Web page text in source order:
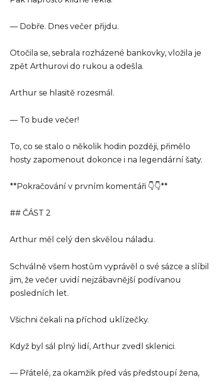
— Dobře. Dnes večer přijdu.
Otočila se, sebrala rozházené bankovky, vložila je
zpět Arthurovi do rukou a odešla.
Arthur se hlasitě rozesmál.
— To bude večer!
To, co se stalo o několik hodin později, přimělo
hosty zapomenout dokonce i na legendární šaty.
**Pokračování v prvním komentáři 👇👇**
## ČÁST 2
Arthur měl celý den skvělou náladu.
Schválně všem hostům vyprávěl o své sázce a slíbil
jim, že večer uvidí nejzábavnější podívanou
posledních let.
Všichni čekali na příchod uklízečky.
Když byl sál plný lidí, Arthur zvedl sklenici.
— Přátelé, za okamžik před vás předstoupí žena,